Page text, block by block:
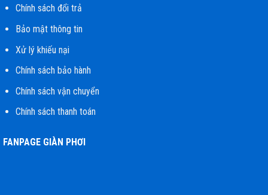
Chính sách đổi trả
Bảo mật thông tin
Xử lý khiếu nại
Chính sách bảo hành
Chính sách vận chuyển
Chính sách thanh toán
FANPAGE GIÀN PHƠI